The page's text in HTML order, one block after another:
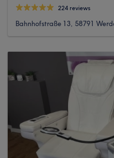
224 reviews
Bahnhofstraße 13, 58791